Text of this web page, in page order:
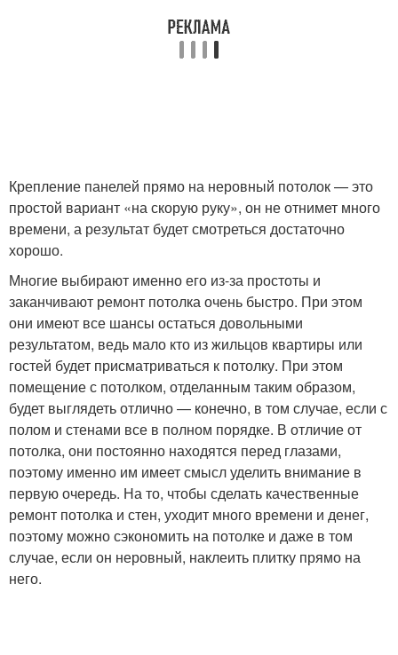
Крепление панелей прямо на неровный потолок — это
простой вариант «на скорую руку», он не отнимет много
времени, а результат будет смотреться достаточно
хорошо.
Многие выбирают именно его из-за простоты и
заканчивают ремонт потолка очень быстро. При этом
они имеют все шансы остаться довольными
результатом, ведь мало кто из жильцов квартиры или
гостей будет присматриваться к потолку. При этом
помещение с потолком, отделанным таким образом,
будет выглядеть отлично — конечно, в том случае, если с
полом и стенами все в полном порядке. В отличие от
потолка, они постоянно находятся перед глазами,
поэтому именно им имеет смысл уделить внимание в
первую очередь. На то, чтобы сделать качественные
ремонт потолка и стен, уходит много времени и денег,
поэтому можно сэкономить на потолке и даже в том
случае, если он неровный, наклеить плитку прямо на
него.